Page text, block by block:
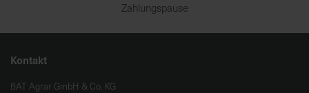
Zahlungspause
Kontakt
BAT Agrar GmbH & Co. KG